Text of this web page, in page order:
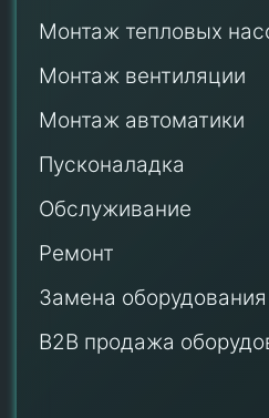
Монтаж тепловых
Монтаж вентиляции
Монтаж автоматики
Пусконаладка
Обслуживание
Ремонт
Замена оборудования
B2B продажа